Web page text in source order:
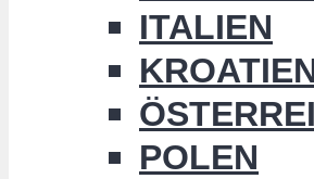
ITALIEN
POLEN